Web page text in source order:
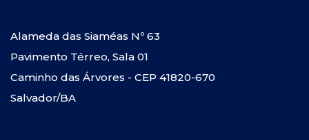
Alameda das Siaméas Nº 63
Pavimento Térreo, Sala 01
Caminho das Árvores - CEP 41820-670
Salvador/BA